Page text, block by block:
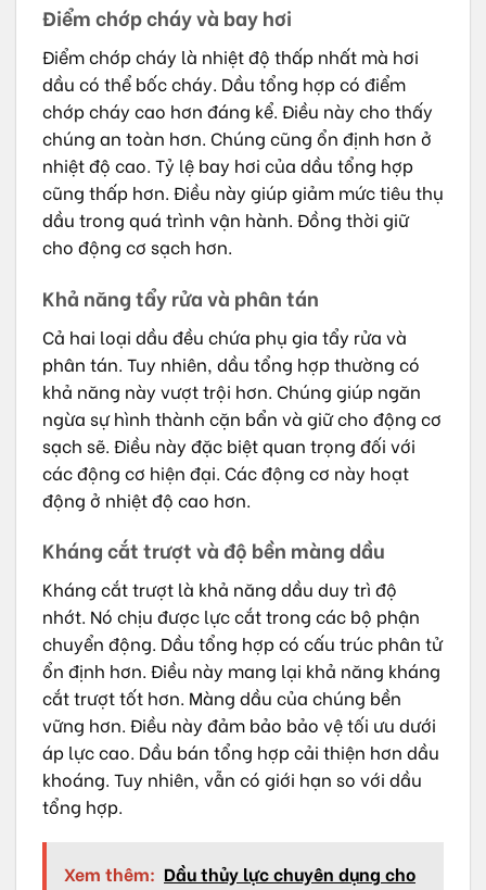
Điểm chớp cháy và bay hơi
Điểm chớp cháy là nhiệt độ thấp nhất mà hơi
dầu có thể bốc cháy. Dầu tổng hợp có điểm
chớp cháy cao hơn đáng kể. Điều này cho thấy
chúng an toàn hơn. Chúng cũng ổn định hơn ở
nhiệt độ cao. Tỷ lệ bay hơi của dầu tổng hợp
cũng thấp hơn. Điều này giúp giảm mức tiêu thụ
dầu trong quá trình vận hành. Đồng thời giữ
cho động cơ sạch hơn.
Khả năng tẩy rửa và phân tán
Cả hai loại dầu đều chứa phụ gia tẩy rửa và
phân tán. Tuy nhiên, dầu tổng hợp thường có
khả năng này vượt trội hơn. Chúng giúp ngăn
ngừa sự hình thành cặn bẩn và giữ cho động cơ
sạch sẽ. Điều này đặc biệt quan trọng đối với
các động cơ hiện đại. Các động cơ này hoạt
động ở nhiệt độ cao hơn.
Kháng cắt trượt và độ bền màng dầu
Kháng cắt trượt là khả năng dầu duy trì độ
nhớt. Nó chịu được lực cắt trong các bộ phận
chuyển động. Dầu tổng hợp có cấu trúc phân tử
ổn định hơn. Điều này mang lại khả năng kháng
cắt trượt tốt hơn. Màng dầu của chúng bền
vững hơn. Điều này đảm bảo bảo vệ tối ưu dưới
áp lực cao. Dầu bán tổng hợp cải thiện hơn dầu
khoáng. Tuy nhiên, vẫn có giới hạn so với dầu
tổng hợp.
Xem thêm: Dầu thủy lực chuyên dụng cho